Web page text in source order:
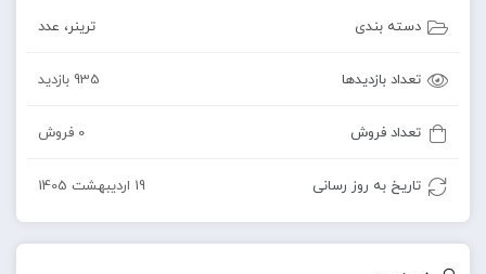
دسته بندی ترینر، عدد
تعداد بازدیدها 935 بازدید
تعداد فروش 0 فروش
تاریخ به روز رسانی 19 اردیبهشت 1405